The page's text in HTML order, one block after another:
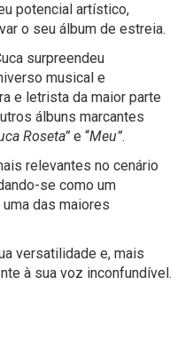
potencial artístico,
o seu álbum de estreia.
surpreendeu
musical e
e letrista da maior parte
álbuns marcantes
Roseta” e “Meu”.
relevantes no cenário
se como um
das maiores
versatilidade e, mais
à sua voz inconfundível.